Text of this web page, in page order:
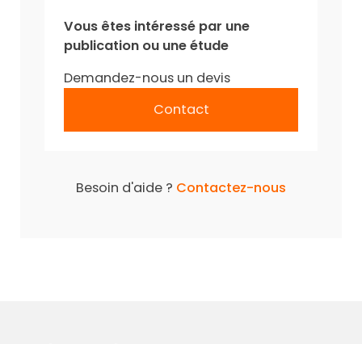
Vous êtes intéressé par une
publication ou une étude
Demandez-nous un devis
Contact
Besoin d'aide ? Contactez-nous